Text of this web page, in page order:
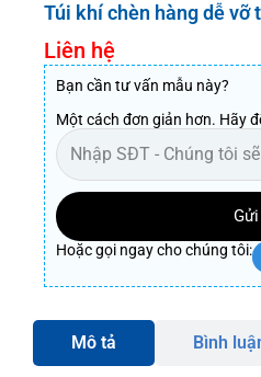
Túi khí chèn hàng dễ vỡ
Liên hệ
Bạn cần tư vấn mẫu này?
Một cách đơn giản hơn. Hãy
Gửi
Hoặc gọi ngay cho chúng tôi:
Mô tả Bình